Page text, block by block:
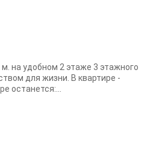
на удобном 2 этаже 3 этажного
для жизни. В квартире -
останется:...